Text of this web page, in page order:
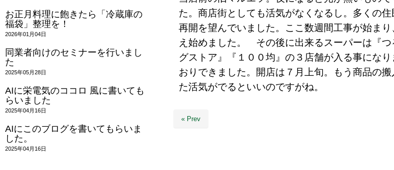
た。商店街としても活気がなくなるし。多くの
再開を望んでいました。ここ数週間工事が始ま
え始めました。 その後に出来るスーパーは『つ
グストア』『１００均』の３店舗が入る事にな
おりできました。開店は７月上旬。もう商品の
た活気がでるといいのですがね。
« Prev
お正月料理に飽きたら「冷蔵庫の
福袋」整理を！
2026年01月04日
同業者向けのセミナーを行いまし
た
2025年05月28日
AIに栄電気のココロ 風に書いても
らいました
2025年04月16日
AIにこのブログを書いてもらいま
した。
2025年04月16日